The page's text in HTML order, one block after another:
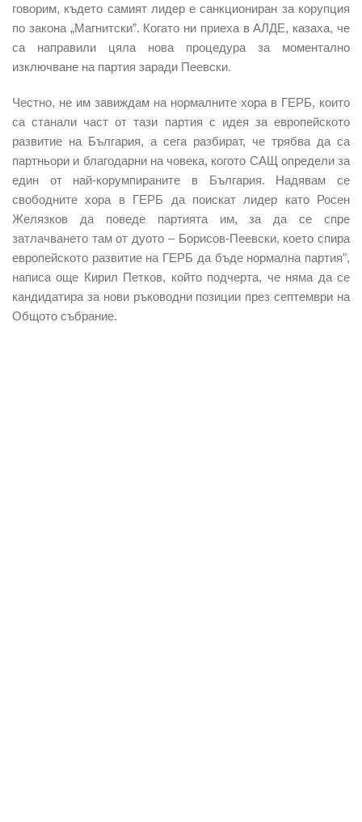
говорим, където самият лидер е санкциониран за корупция
по закона „Магнитски”. Когато ни приеха в АЛДЕ, казаха, че
са направили цяла нова процедура за моментално
изключване на партия заради Пеевски.
Честно, не им завиждам на нормалните хора в ГЕРБ, които
са станали част от тази партия с идея за европейското
развитие на България, а сега разбират, че трябва да са
партньори и благодарни на човека, когото САЩ определи за
един от най-корумпираните в България. Надявам се
свободните хора в ГЕРБ да поискат лидер като Росен
Желязков да поведе партията им, за да се спре
затлачването там от дуото – Борисов-Пеевски, което спира
европейското развитие на ГЕРБ да бъде нормална партия",
написа още Кирил Петков, който подчерта, че няма да се
кандидатира за нови ръководни позиции през септември на
Общото събрание.